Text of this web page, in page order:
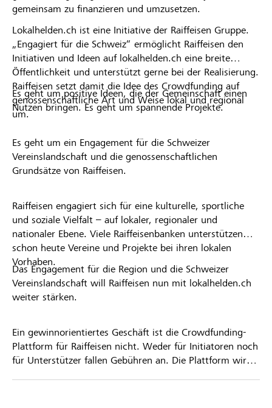
gemeinsam zu finanzieren und umzusetzen.
Lokalhelden.ch ist eine Initiative der Raiffeisen Gruppe.
„Engagiert für die Schweiz“ ermöglicht Raiffeisen den
Initiativen und Ideen auf lokalhelden.ch eine breite
Öffentlichkeit und unterstützt gerne bei der Realisierung.
Raiffeisen setzt damit die Idee des Crowdfunding auf
genossenschaftliche Art und Weise lokal und regional
um.
Es geht um positive Ideen, die der Gemeinschaft einen
Nutzen bringen. Es geht um spannende Projekte.
Es geht um ein Engagement für die Schweizer
Vereinslandschaft und die genossenschaftlichen
Grundsätze von Raiffeisen.
Raiffeisen engagiert sich für eine kulturelle, sportliche
und soziale Vielfalt – auf lokaler, regionaler und
nationaler Ebene. Viele Raiffeisenbanken unterstützen
schon heute Vereine und Projekte bei ihren lokalen
Vorhaben.
Das Engagement für die Region und die Schweizer
Vereinslandschaft will Raiffeisen nun mit lokalhelden.ch
weiter stärken.
Ein gewinnorientiertes Geschäft ist die Crowdfunding-
Plattform für Raiffeisen nicht. Weder für Initiatoren noch
für Unterstützer fallen Gebühren an. Die Plattform wird